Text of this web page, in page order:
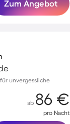
Zum Angebot
unvergessliche
ab 86 €
pro Nacht